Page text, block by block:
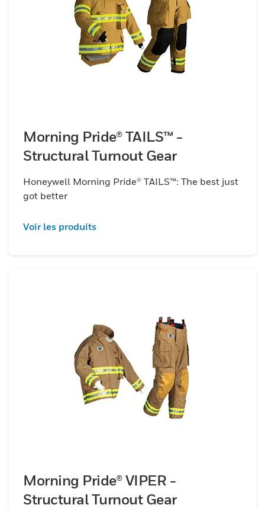
plus que jamais grâce à une ingénierie de
conception rigoureuse qui augmente le
confort, l'ajustement et l'ergonomie pour
une mobilité et une sécurité accrues.
Morning Pride® TAILS™ -
Structural Turnout Gear
Honeywell Morning Pride® TAILS™: The best just
got better
Voir les produits
Morning Pride® VIPER -
Structural Turnout Gear